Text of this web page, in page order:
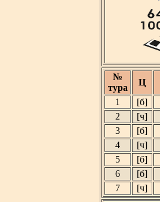
№
тура
Ц
1
[б]
2
[ч]
3
[б]
4
[ч]
5
[б]
6
[б]
7
[ч]